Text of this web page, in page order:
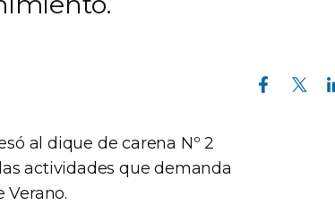
Compartir en Facebook Compartir en Twitter Compartir en Linkedin
al dique de carena Nº 2
actividades que demanda